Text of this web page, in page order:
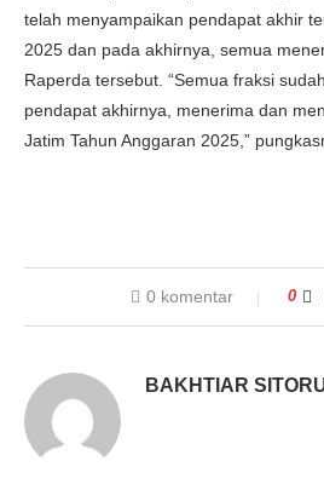
telah menyampaikan pendapat akhir
2025 dan pada akhirnya, semua
Raperda tersebut. “Semua fraksi
pendapat akhirnya, menerima dan
Jatim Tahun Anggaran 2025,”
0 komentar 0
BAKHTIAR